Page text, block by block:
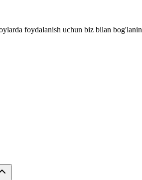
foydalanish uchun biz bilan